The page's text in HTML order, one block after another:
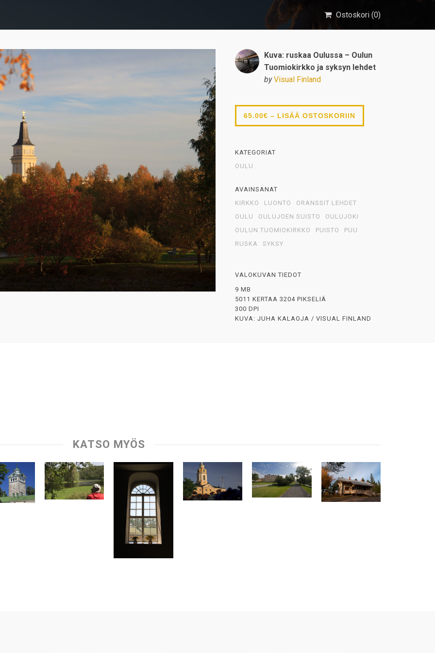
Ostoskori (0)
Kuva: ruskaa Oulussa – Oulun
Tuomiokirkko ja syksyn lehdet
by Visual Finland
65.00€ – LISÄÄ OSTOSKORIIN
KATEGORIAT
OULU
AVAINSANAT
KIRKKO
LUONTO
ORANSSIT LEHDET
OULU
OULUJOEN SUISTO
OULUJOKI
OULUN TUOMIOKIRKKO
PUISTO
PUU
RUSKA
SYKSY
VALOKUVAN TIEDOT
9 MB
5011 KERTAA 3204 PIKSELIÄ
300 DPI
KUVA: JUHA KALAOJA / VISUAL FINLAND
KATSO MYÖS